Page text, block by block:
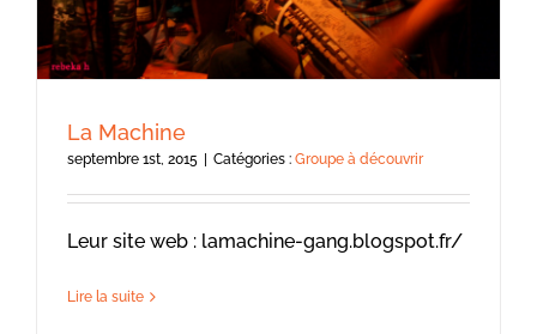
La Machine
septembre 1st, 2015 Catégories : Groupe à découvrir
Leur site web : lamachine-gang.blogspot.fr/
Lire la suite